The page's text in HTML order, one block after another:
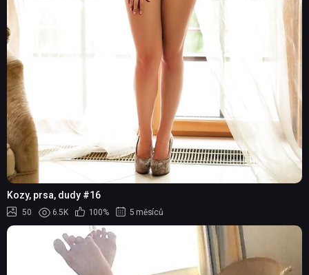
Kozy, prsa, dudy #16
50 6.5K 100% 5 měsíců